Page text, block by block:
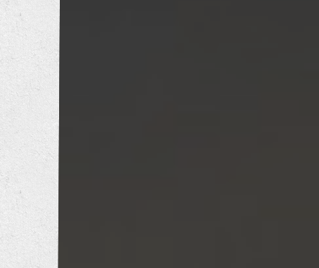
トイレリフォーム
洗面所リフォーム
キッチンリフォーム